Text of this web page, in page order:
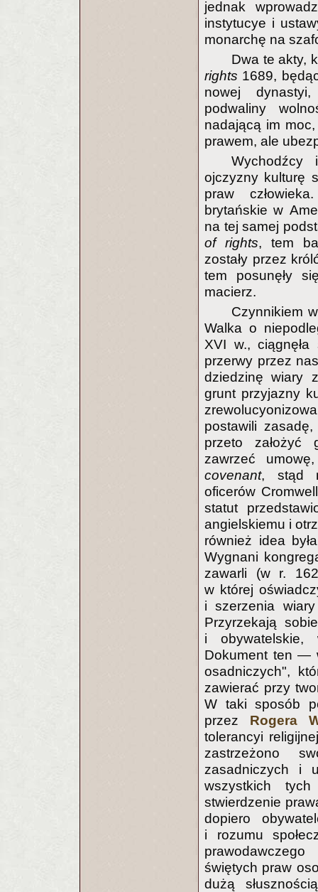
jednak
instytucye i
monarchę na
Dwa te akty,
rights 1689,
nowej
podwaliny
nadającą im
prawem, ale
ojczyzny kulturę
praw
brytańskie w
na tej samej
of rights, tem
zostały przez
tem posunęły
macierz.
Czynnikiem
Walka o
XVI w.,
przerwy przez
dziedzinę wiary
grunt przyjazny
postawili
przeto założyć
zawrzeć
covenant, stąd
oficerów
statut
angielskiemu i
również idea
Wygnani
zawarli (w r.
w której
i szerzenia
Przyrzekają
i obywatelskie,
Dokument ten —
osadniczych",
zawierać przy
W taki sposób
przez Rogera
tolerancyi
zastrzeżono
zasadniczych i
wszystkich
stwierdzenie
dopiero
i rozumu
świętych praw
dużą